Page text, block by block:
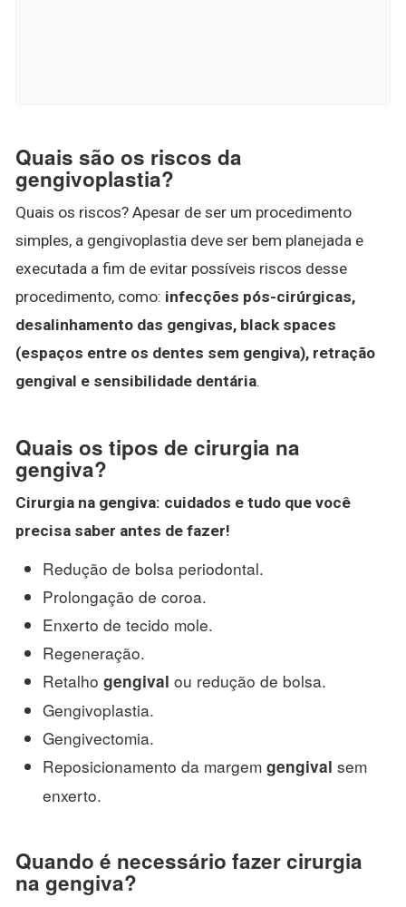
Quais são os riscos da
gengivoplastia?
Quais os riscos? Apesar de ser um procedimento
simples, a gengivoplastia deve ser bem planejada e
executada a fim de evitar possíveis riscos desse
procedimento, como: infecções pós-cirúrgicas,
desalinhamento das gengivas, black spaces
(espaços entre os dentes sem gengiva), retração
gengival e sensibilidade dentária.
Quais os tipos de cirurgia na
gengiva?
Cirurgia na gengiva: cuidados e tudo que você
precisa saber antes de fazer!
Redução de bolsa periodontal.
Prolongação de coroa.
Enxerto de tecido mole.
Regeneração.
Retalho gengival ou redução de bolsa.
Gengivoplastia.
Gengivectomia.
Reposicionamento da margem gengival sem
enxerto.
Quando é necessário fazer cirurgia
na gengiva?